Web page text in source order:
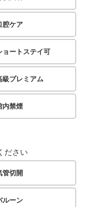
腔ケア
ョートステイ可
級プレミアム
内禁煙
ださい
管切開
ルーン